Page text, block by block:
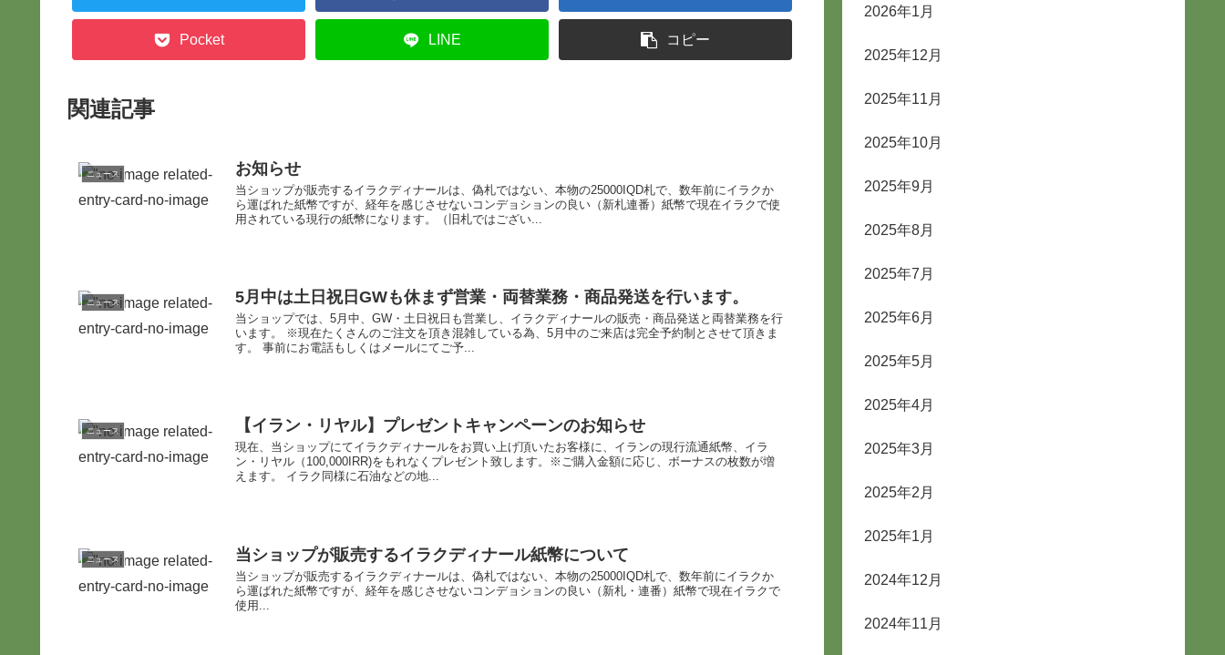
Pocket LINE コピー
関連記事
ニュース お知らせ
当ショップが販売するイラクディナールは、偽札ではない、本物の25000IQD札で、数年前にイラクか
ら運ばれた紙幣ですが、経年を感じさせないコンデョションの良い（新札連番）紙幣で現在イラクで使
用されている現行の紙幣になります。（旧札ではござい...
ニュース 5月中は土日祝日GWも休まず営業・両替業務・商品発送を行います。
当ショップでは、5月中、GW・土日祝日も営業し、イラクディナールの販売・商品発送と両替業務を行
います。 ※現在たくさんのご注文を頂き混雑している為、5月中のご来店は完全予約制とさせて頂きま
す。 事前にお電話もしくはメールにてご予...
ニュース 【イラン・リヤル】プレゼントキャンペーンのお知らせ
現在、当ショップにてイラクディナールをお買い上げ頂いたお客様に、イランの現行流通紙幣、イラ
ン・リヤル（100,000IRR)をもれなくプレゼント致します。※ご購入金額に応じ、ボーナスの枚数が増
えます。 イラク同様に石油などの地...
ニュース 当ショップが販売するイラクディナール紙幣について
当ショップが販売するイラクディナールは、偽札ではない、本物の25000IQD札で、数年前にイラクか
ら運ばれた紙幣ですが、経年を感じさせないコンデョションの良い（新札・連番）紙幣で現在イラクで
使用...
2026年1月
2025年12月
2025年11月
2025年10月
2025年9月
2025年8月
2025年7月
2025年6月
2025年5月
2025年4月
2025年3月
2025年2月
2025年1月
2024年12月
2024年11月